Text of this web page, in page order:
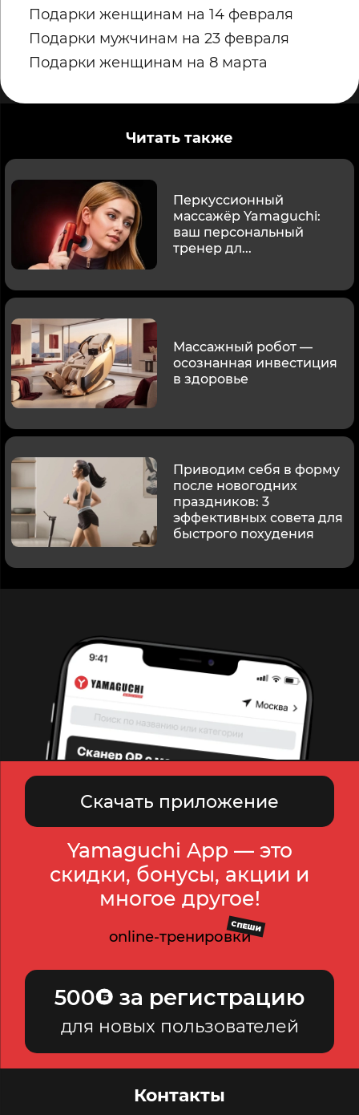
Подарки женщинам на 14 февраля
Подарки мужчинам на 23 февраля
Подарки женщинам на 8 марта
Читать также
Перкуссионный
массажёр Yamaguchi:
ваш персональный
тренер дл...
Массажный робот —
осознанная инвестиция
в здоровье
Приводим себя в форму
после новогодних
праздников: 3
эффективных совета для
быстрого похудения
Скачать приложение
Yamaguchi App — это
скидки, бонусы, акции и
многое другое!
online-тренировки
СПЕШИ
500 за регистрацию
для новых пользователей
Контакты